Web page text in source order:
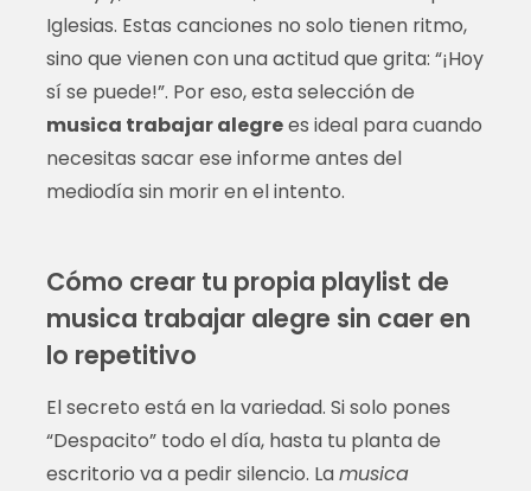
Iglesias. Estas canciones no solo tienen ritmo,
sino que vienen con una actitud que grita: “¡Hoy
sí se puede!”. Por eso, esta selección de
musica trabajar alegrees ideal para cuando
necesitas sacar ese informe antes del
mediodía sin morir en el intento.
Cómo crear tu propia playlist de
musica trabajar alegre sin caer en
lo repetitivo
El secreto está en la variedad. Si solo pones
“Despacito” todo el día, hasta tu planta de
escritorio va a pedir silencio. Lamusica